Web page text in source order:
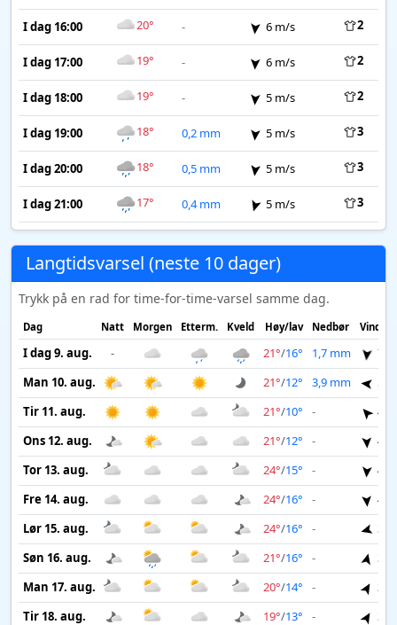
I dag 16:00 20° - 6 m/s 2
I dag 17:00 19° - 6 m/s 2
I dag 18:00 19° - 5 m/s 2
I dag 19:00 18° 0,2 mm 5 m/s 3
I dag 20:00 18° 0,5 mm 5 m/s 3
I dag 21:00 17° 0,4 mm 5 m/s 3
Langtidsvarsel (neste 10 dager)
Trykk på en rad for time-for-time-varsel samme dag.
Dag Natt Morgen Etterm. Kveld Høy/lav Nedbør Vind
I dag 9. aug. - 21°/16° 1,7 mm
7
Man 10. aug.
21°/12° 3,9 mm
5
Tir 11. aug.
21°/10° -
4
Ons 12. aug.
21°/12° -
4
Tor 13. aug.
24°/15° -
4
Fre 14. aug.
24°/16° -
4
Lør 15. aug.
24°/16° -
3
Søn 16. aug.
21°/16° -
3
Man 17. aug.
20°/14° -
3
Tir 18. aug.
19°/13° - 3